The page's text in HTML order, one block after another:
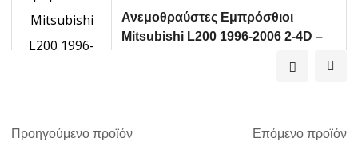
Ανεμοθραύστες Εμπρόσθιοι
Mitsubishi L200 1996-2006 2-4D –
Προηγούμενο προϊόν Επόμενο προϊόν